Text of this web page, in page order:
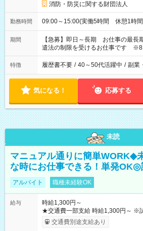
消防・防災に関する財団法人
勤務時間 09:00～15:00(実働5時間 休憩1時
期間
【急募】即日～長期 お仕事の最
遣法の制限を受けるお仕事です ※8
特徴 履歴書不要 / 40～50代活躍中 / 副業
気になる！ 応募する
未読
マニュアル通りに簡単WORK◆
な時にお仕事できる！単発OK◎
アルバイト 職種未経験OK
給与
時給1,300円～
★交通費一部支給 時給1,300円～ ※試験・役割により手当あり
※勤務回数により昇給あり 【即給（
り！】 希望される場合、勤務から1
交通費別途支給あり